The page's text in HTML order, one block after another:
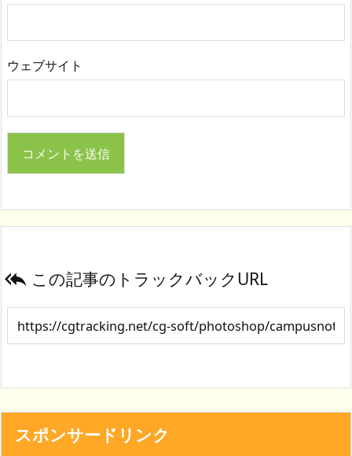
ウェブサイト
 この記事のトラックバックURL
スポンサードリンク